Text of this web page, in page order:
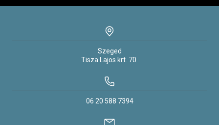
Szeged
Tisza Lajos krt. 70.
06 20 588 7394